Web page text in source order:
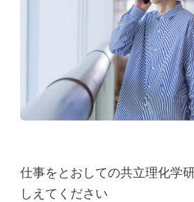
仕事をとおしての共立理化学
しえてください